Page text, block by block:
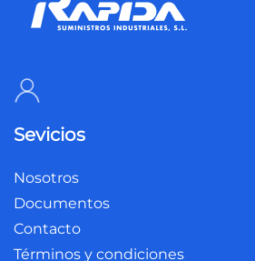
Sevicios
Nosotros
Documentos
Contacto
Términos y condiciones